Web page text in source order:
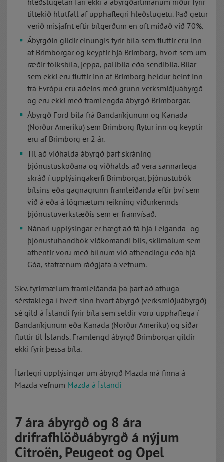
tiltekið hlutfall af upphaflegri hleðslugetu. Það getur
verið misjafnt eftir bílgerðum en oft miðað við 70%.
Ábyrgðin gildir einungis fyrir bíla sem fluttir eru inn
af Brimborgar og keyptir hjá Brimborg, hvort sem um
ræðir fólksbíla, jeppa, pallbíla eða sendibíla. Bílar
sem ekki eru fluttir inn af Brimborg heldur beint inn
frá Evrópu eru aðeins með grunn verksmiðjuábyrgð
og eru ekki með framlengda ábyrgð Brimborgar.
Ábyrgð Ford bíla frá Bandaríkjunum og Kanada
(Norður Ameríku) sem Brimborg flytur inn og keyptir
eru af Brimborg er 2 ár.
Til að viðhalda ábyrgð þarf skráning
þjónustuskoðana og viðhalds að vera sannarlega
skráð í upplýsingakerfi Brimborgar, þjónustubók
bílsins eða gagnagrunn framleiðanda eftir því sem
við á eða á lögmætum reikning viðurkennds
þjónustuverkstæðis sem er framvísað.
Nánari upplýsingar er hægt að fá hjá í eiganda- og
þjónustuhandbók viðkomandi bíls, skilmálum sem
afhentir voru með bílnum við afhendingu eða hjá
Góa, stafrænum ráðgjafa á vefnum.
Skv. fyrirmælum framleiðanda þá þarf að athuga
sérstaklega í hvert sinn hvort ábyrgð (verksmiðjuábyrgð)
sé gild á Íslandi fyrir bíla sem seldir voru upphaflega í
Bandaríkjunum eða Kanada (Norður Ameríku) og síðar
fluttir til Íslands. Framlengd ábyrgð Brimborgar gildir
ekki fyrir þessa bíla.
Ítarlegri upplýsingar um ábyrgð Mazda má finna á
Mazda vefnum Mazda á Íslandi
7 ára ábyrgð og 8 ára
drifrafhlöðuábyrgð á nýjum
Citroën, Peugeot og Opel